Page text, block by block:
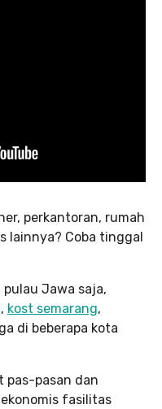
perkantoran, rumah
lainnya? Coba tinggal
Jawa saja,
, kost semarang,
di beberapa kota
pas-pasan dan
fasilitas